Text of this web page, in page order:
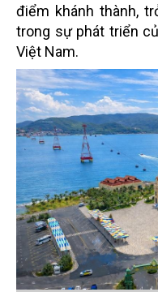
điểm khánh thành,
trong sự phát triển
Việt Nam.